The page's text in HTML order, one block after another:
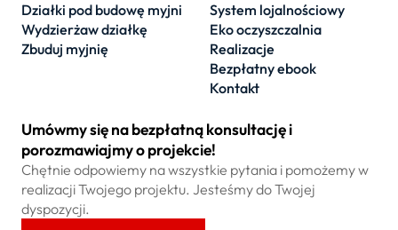
Działki pod budowę myjni
Wydzierżaw działkę
Zbuduj myjnię
System lojalnościowy
Eko oczyszczalnia
Realizacje
Bezpłatny ebook
Kontakt
Umówmy się na bezpłatną konsultację i
porozmawiajmy o projekcie!
Chętnie odpowiemy na wszystkie pytania i pomożemy w
realizacji Twojego projektu. Jesteśmy do Twojej
dyspozycji.